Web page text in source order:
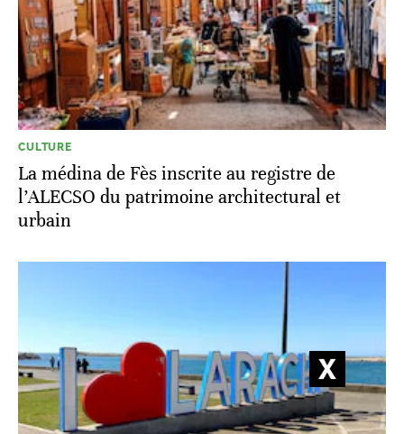
CULTURE
La médina de Fès inscrite au registre de
l’ALECSO du patrimoine architectural et
urbain